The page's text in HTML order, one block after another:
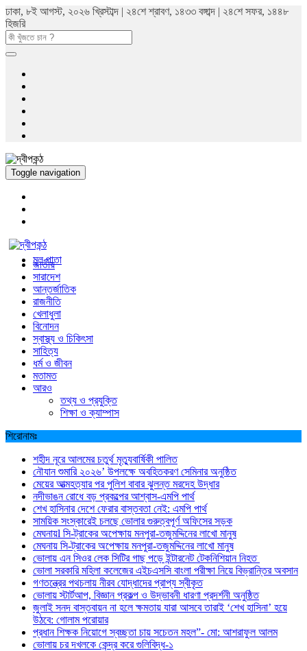
ঢাকা, ৮ই আগস্ট, ২০২৬ খ্রিস্টাব্দ | ২৪শে শ্রাবণ, ১৪৩৩ বঙ্গাব্দ | ২৪শে সফর, ১৪৪৮
হিজরি
Toggle navigation
মুল পাতা
জাতীয়
সারাদেশ
আন্তর্জাতিক
রাজনীতি
খেলাধুলা
বিনোদন
স্বাস্থ্য ও চিকিৎসা
সাহিত্য
ধর্ম ও জীবন
মতামত
আরও
তথ্য ও প্রযুক্তি
শিক্ষা ও ক্যাম্পাস
শিরোনামঃ
শহীদ নূরে আলমের চতুর্থ মৃত্যুবার্ষিকী পালিত
নৌযান শুমারি ২০২৬’ উপলক্ষে অবহিতকরণ সেমিনার অনুষ্ঠিত
মেয়ের আত্মহত্যার পর পুলিশ বাবার ঝুলন্ত মরদেহ উদ্ধার
নদীভাঙন রোধে বড় প্রকল্পের আশ্বাস-এমপি পার্থ
শেখ হাসিনার দেশে ফেরার বাস্তবতা নেই: এমপি পার্থ
সাময়িক সংস্কারেই চলছে ভোলার গুরুত্বপূর্ণ অফিসের সড়ক
মেঘনায়l সি-ট্রাকের অপেক্ষায় মনপুরা-তজুমদ্দিনের লাখো মানুষ
মেঘনায় সি-ট্রাকের অপেক্ষায় মনপুরা-তজুমদ্দিনের লাখো মানুষ
ভোলায় এন সিওর লেক সিটির গাছ পড়ে ইন্টারনেট টেকনিশিয়ান নিহত
ভোলা সরকারি মহিলা কলেজের এইচএসসি বাংলা পরীক্ষা নিয়ে বিভ্রান্তির অবসান
গণতন্ত্রের পথচলায় নীরব যোদ্ধাদের প্রাপ্য স্বীকৃত
ভোলায় স্টার্টআপ, বিজ্ঞান প্রকল্প ও উদ্ভাবনী ধারণা প্রদর্শনী অনুষ্ঠিত
জুলাই সনদ বাস্তবায়ন না হলে ক্ষমতায় যারা আসবে তারাই ‘শেখ হাসিনা’ হয়ে
উঠবে: গোলাম পরোয়ার
প্রধান শিক্ষক নিয়োগে স্বচ্ছতা চায় সচেতন মহল”- মো: আশরাফুল আলম
ভোলায় চর দখলকে কেন্দ্র করে গুলিবিদ্ধ-১